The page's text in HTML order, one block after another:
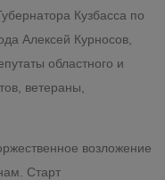
Кузбасса по
Алексей Курносов,
областного и
ветераны,
возложение
Старт